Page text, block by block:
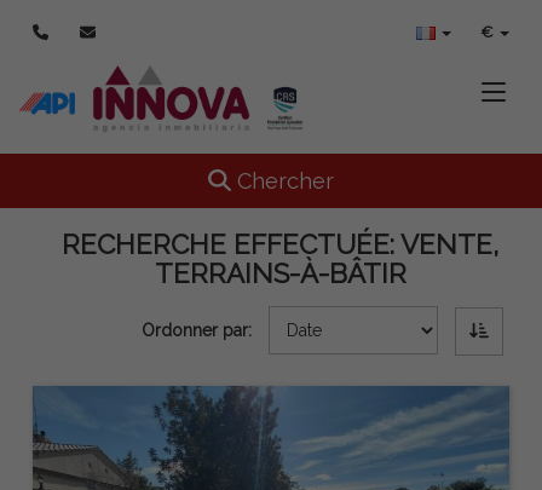
€
Toggle navigation
Chercher
RECHERCHE EFFECTUÉE:VENTE,
TERRAINS-À-BÂTIR
Ordonner par: